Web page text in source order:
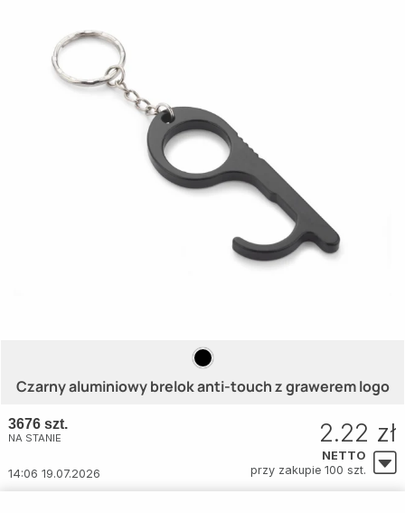
Czarny aluminiowy brelok anti-touch z grawerem logo
3676 szt.
NA STANIE
14:06 19.07.2026
2.22 zł
NETTO
przy zakupie 100 szt.